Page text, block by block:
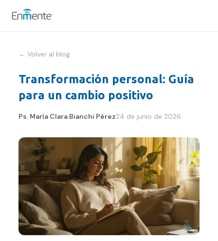
Nosotros
Cómo trabajamos
Servicios
Tests
Blog
Convenios
Contacto
← Volver al blog
Transformación personal: Guía
para un cambio positivo
Ps. María Clara Bianchi Pérez24 de junio de 2026